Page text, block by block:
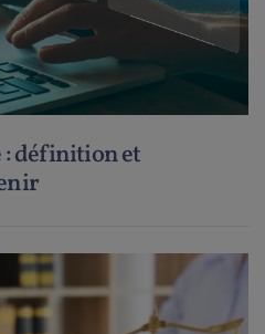
définition et